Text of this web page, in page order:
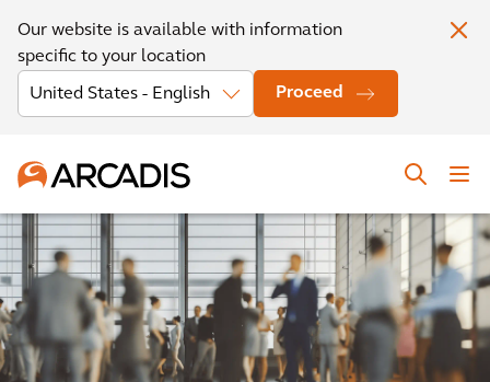
Our website is available with information
specific to your location
Proceed